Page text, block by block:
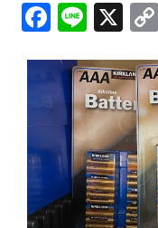
Fa
bo
ok
Li
X